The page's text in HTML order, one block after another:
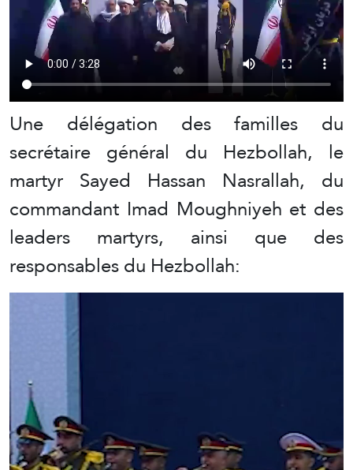
Une délégation des familles du
secrétaire général du Hezbollah, le
martyr Sayed Hassan Nasrallah, du
commandant Imad Moughniyeh et des
leaders martyrs, ainsi que des
responsables du Hezbollah: